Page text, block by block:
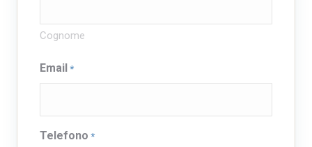
Cognome
Email *
Telefono *